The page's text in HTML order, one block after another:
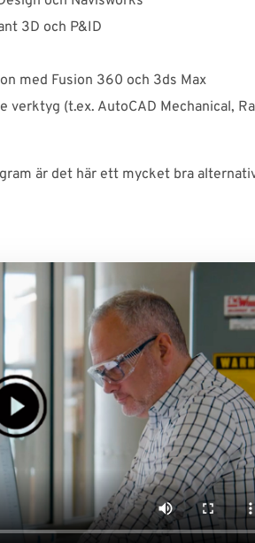
3D och P&ID
med Fusion 360 och 3ds Max
verktyg (t.ex. AutoCAD Mechanical,
är det här ett mycket bra